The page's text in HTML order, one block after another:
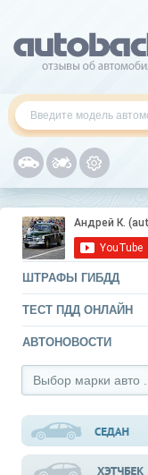
ШТРАФЫ ГИБДД
ТЕСТ ПДД ОНЛАЙН
АВТОНОВОСТИ
Выбор марки авто ...